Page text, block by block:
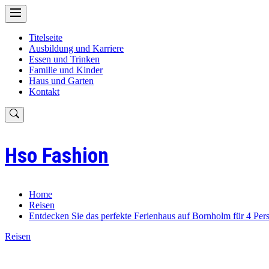
Skip
to
Titelseite
Ausbildung und Karriere
Essen und Trinken
Familie und Kinder
Haus und Garten
Kontakt
Hso Fashion
Home
Reisen
Entdecken Sie das perfekte Ferienhaus auf Bornholm für 4
Reisen